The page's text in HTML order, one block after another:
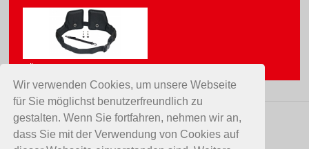
Wir verwenden Cookies, um unsere Webseite
für Sie möglichst benutzerfreundlich zu
gestalten. Wenn Sie fortfahren, nehmen wir an,
dass Sie mit der Verwendung von Cookies auf
Hüft- und Brustgurtset
KONTAKT